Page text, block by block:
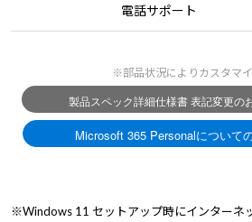
電話サポート
※部品状況によりカスタマ
※Windows 11 セットアップ時にインターネ